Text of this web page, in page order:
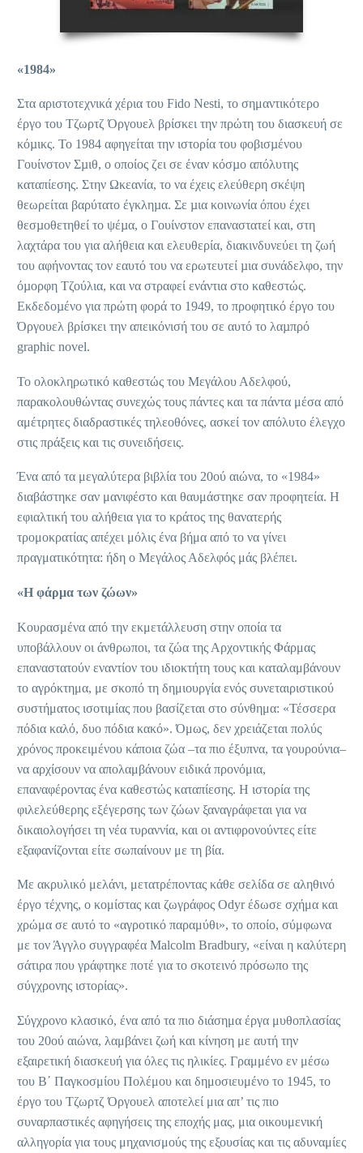
«1984»
Στα αριστοτεχνικά χέρια του Fido Nesti, το σημαντικότερο
έργο του Τζωρτζ Όργουελ βρίσκει την πρώτη του διασκευή σε
κόµικς. Το 1984 αφηγείται την ιστορία του φοβισµένου
Γουίνστον Σµιθ, ο οποίος ζει σε έναν κόσµο απόλυτης
καταπίεσης. Στην Ωκεανία, το να έχεις ελεύθερη σκέψη
θεωρείται βαρύτατο έγκληµα. Σε µια κοινωνία όπου έχει
θεσµοθετηθεί το ψέµα, ο Γουίνστον επαναστατεί και, στη
λαχτάρα του για αλήθεια και ελευθερία, διακινδυνεύει τη ζωή
του αφήνοντας τον εαυτό του να ερωτευτεί µια συνάδελφο, την
όµορφη Τζούλια, και να στραφεί ενάντια στο καθεστώς.
Εκδεδοµένο για πρώτη φορά το 1949, το προφητικό έργο του
Όργουελ βρίσκει την απεικόνισή του σε αυτό το λαµπρό
graphic novel.
Το ολοκληρωτικό καθεστώς του Μεγάλου Αδελφού,
παρακολουθώντας συνεχώς τους πάντες και τα πάντα μέσα από
αμέτρητες διαδραστικές τηλεοθόνες, ασκεί τον απόλυτο έλεγχο
στις πράξεις και τις συνειδήσεις.
Ένα από τα μεγαλύτερα βιβλία του 20ού αιώνα, το «1984»
διαβάστηκε σαν μανιφέστο και θαυμάστηκε σαν προφητεία. Η
εφιαλτική του αλήθεια για το κράτος της θανατερής
τρομοκρατίας απέχει μόλις ένα βήμα από το να γίνει
πραγματικότητα: ήδη ο Μεγάλος Αδελφός μάς βλέπει.
«Η φάρμα των ζώων»
Κουρασμένα από την εκμετάλλευση στην οποία τα
υποβάλλουν οι άνθρωποι, τα ζώα της Αρχοντικής Φάρμας
επαναστατούν εναντίον του ιδιοκτήτη τους και καταλαμβάνουν
το αγρόκτημα, με σκοπό τη δημιουργία ενός συνεταιριστικού
συστήματος ισοτιμίας που βασίζεται στο σύνθημα: «Τέσσερα
πόδια καλό, δυο πόδια κακό». Όμως, δεν χρειάζεται πολύς
χρόνος προκειμένου κάποια ζώα –τα πιο έξυπνα, τα γουρούνια–
να αρχίσουν να απολαμβάνουν ειδικά προνόμια,
επαναφέροντας ένα καθεστώς καταπίεσης. Η ιστορία της
φιλελεύθερης εξέγερσης των ζώων ξαναγράφεται για να
δικαιολογήσει τη νέα τυραννία, και οι αντιφρονούντες είτε
εξαφανίζονται είτε σωπαίνουν με τη βία.
Με ακρυλικό μελάνι, μετατρέποντας κάθε σελίδα σε αληθινό
έργο τέχνης, ο κομίστας και ζωγράφος Odyr έδωσε σχήμα και
χρώμα σε αυτό το «αγροτικό παραμύθι», το οποίο, σύμφωνα
με τον Άγγλο συγγραφέα Malcolm Bradbury, «είναι η καλύτερη
σάτιρα που γράφτηκε ποτέ για το σκοτεινό πρόσωπο της
σύγχρονης ιστορίας».
Σύγχρονο κλασικό, ένα από τα πιο διάσημα έργα μυθοπλασίας
του 20ού αιώνα, λαμβάνει ζωή και κίνηση με αυτή την
εξαιρετική διασκευή για όλες τις ηλικίες. Γραμμένο εν μέσω
του Β΄ Παγκοσμίου Πολέμου και δημοσιευμένο το 1945, το
έργο του Τζωρτζ Όργουελ αποτελεί μια απ’ τις πιο
συναρπαστικές αφηγήσεις της εποχής μας, μια οικουμενική
αλληγορία για τους μηχανισμούς της εξουσίας και τις αδυναμίες